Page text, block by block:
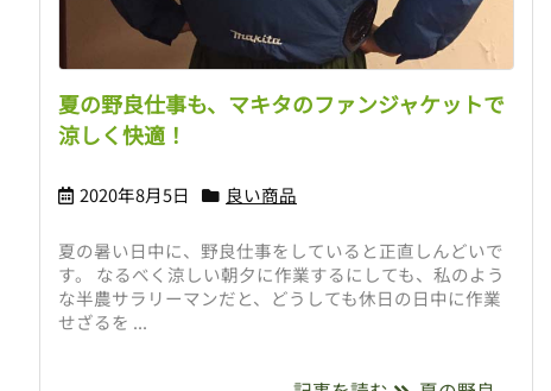
夏の野良仕事も、マキタのファンジャケットで
涼しく快適！
2020年8月5日 良い商品
夏の暑い日中に、野良仕事をしていると正直しんどいで
す。 なるべく涼しい朝夕に作業するにしても、私のよう
な半農サラリーマンだと、どうしても休日の日中に作業
せざるを ...